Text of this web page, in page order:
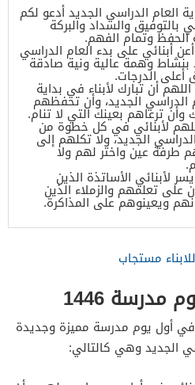
العام الدراسي الجديد أدعو لكم
بالتوفيق والسداد والبركة
وتمام الفهم.
أبنائي على بدء العام الدراسي
بنشاط وهمة عالية ونية صادقة
أعلى الدرجات.
أن تبارك لأبناء في بداية
الجديد، وأن تحفظهم
ترعاهم بعينك التي لا تنام.
لأبنائي في كل خطوة من
الجديد، ولا تكلهم إلى
طرفة عين واختر لهم ولا
لأبنائي الأساتذة الذين
على تعلمهم والزملاء الذين
ويعينوهم على المذاكرة.
مستجاب
1446
في أول يوم مدرسة مميزة وجديدة